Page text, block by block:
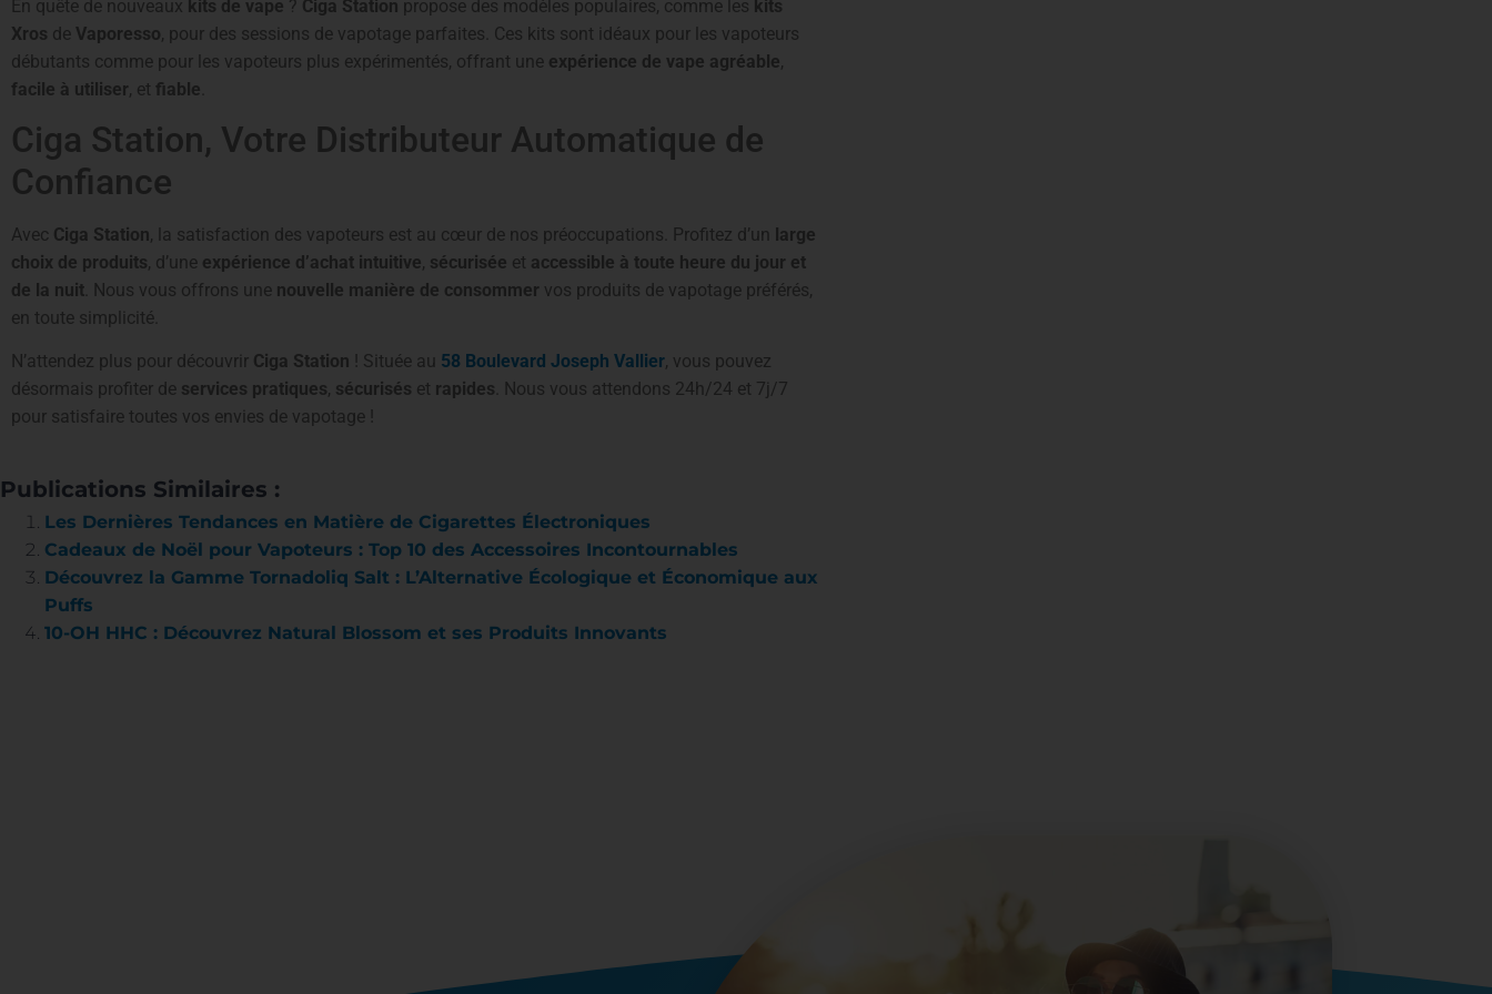
En quête de nouveaux kits de vape ? Ciga Station propose des modèles populaires, comme les kits
Xros de Vaporesso, pour des sessions de vapotage parfaites. Ces kits sont idéaux pour les vapoteurs
débutants comme pour les vapoteurs plus expérimentés, offrant une expérience de vape agréable,
facile à utiliser, et fiable
Ciga Station, Votre Distributeur Automatique de
Confiance
Avec Ciga Station, la satisfaction des vapoteurs est au cœur de nos préoccupations. Profitez d’un large
choix de produits, d’une expérience d’achat intuitive, sécurisée et accessible à toute heure du jour et
de la nuit . Nous vous offrons une nouvelle manière de consommer vos produits de vapotage préférés,
en toute simplicité.
N’attendez plus pour découvrir Ciga Station ! Située au 58 Boulevard Joseph Vallier, vous pouvez
désormais profiter de services pratiques, sécurisés et rapides . Nous vous attendons 24h/24 et 7j/7
pour satisfaire toutes vos envies de vapotage !
Publications Similaires :
Les Dernières Tendances en Matière de Cigarettes Électroniques
Cadeaux de Noël pour Vapoteurs : Top 10 des Accessoires Incontournables
Découvrez la Gamme Tornadoliq Salt : L’Alternative Écologique et Économique aux
Puffs
10-OH HHC : Découvrez Natural Blossom et ses Produits Innovants